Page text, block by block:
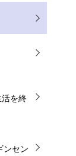
を終
ンセン